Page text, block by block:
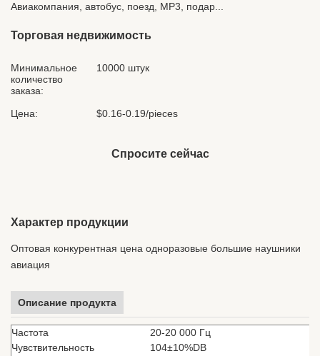
Авиакомпания, автобус, поезд, MP3, подар...
Торговая недвижимость
Минимальное
количество
заказа:
10000 штук
Цена: $0.16-0.19/pieces
Спросите сейчас
Характер продукции
Оптовая конкурентная цена одноразовые большие наушники
авиация
Описание продукта
Частота
20-20 000 Гц
Чувствительность
104±10%DB